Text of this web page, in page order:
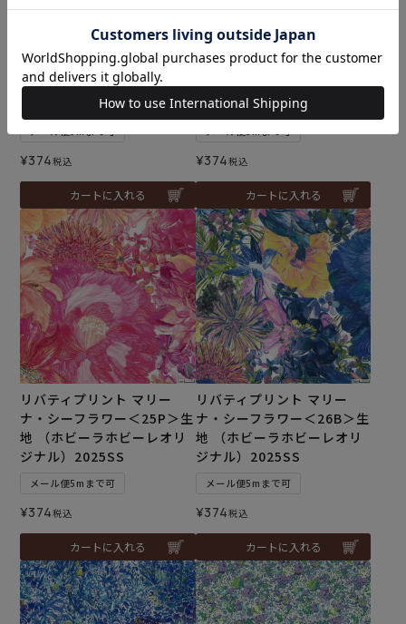
ナ・シーフラワー＜20B2＞
生地 ★復刻色 （ホビーラホ
ビーレオリジナル）2025SS
¥374税込
カートに入れる
リバティプリント マリー
ナ・シーフラワー＜24X＞生
地 （ホビーラホビーレオリ
ジナル）2025SS
¥374税込
カートに入れる
リバティプリント マリー
ナ・シーフラワー＜25P＞生
地 （ホビーラホビーレオリ
ジナル）2025SS
メール便5mまで可
¥374税込
カートに入れる
リバティプリント マリー
ナ・シーフラワー＜26B＞生
地 （ホビーラホビーレオリ
ジナル）2025SS
メール便5mまで可
¥374税込
カートに入れる